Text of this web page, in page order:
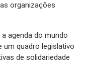
organizações
agenda do mundo
quadro legislativo
de solidariedade